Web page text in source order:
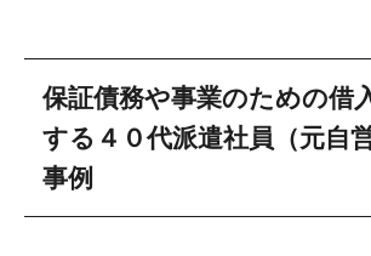
保証債務や事業のための借
する４０代派遣社員（元自
事例